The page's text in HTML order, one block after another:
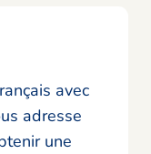
avec
adresse
une